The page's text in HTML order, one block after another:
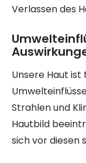
Verlassen des
Unsere Haut
Strahlen und
Hautbild
sich vor diesen